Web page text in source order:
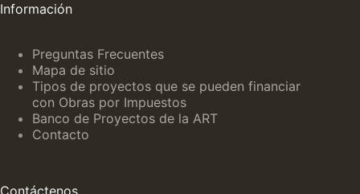
Información
Preguntas Frecuentes
Mapa de sitio
Tipos de proyectos que se pueden financiar
con Obras por Impuestos
Banco de Proyectos de la ART
Contacto